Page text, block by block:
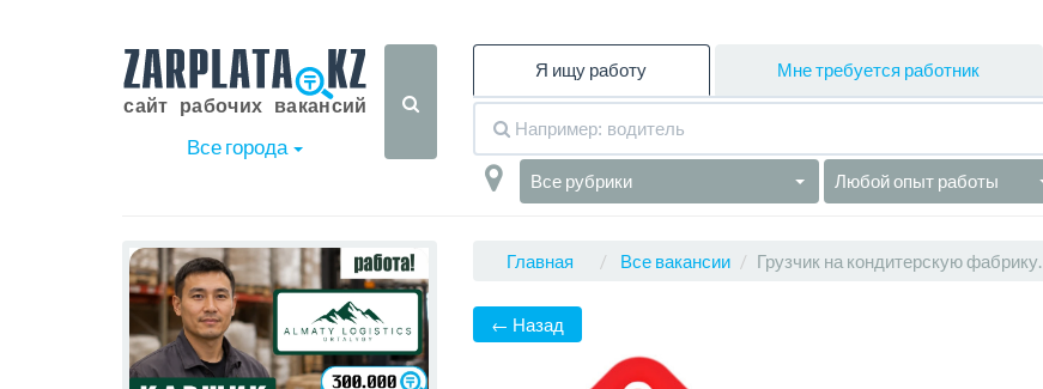
Все города
Я ищу работу Мне требуется работник
Все рубрики Любой опыт работы
Главная Все вакансии Грузчик на кондитерскую фабрику.
← Назад